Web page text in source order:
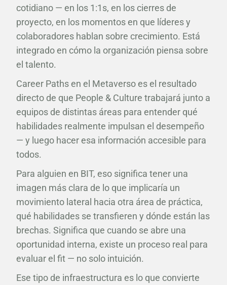
cotidiano — en los 1:1s, en los cierres de
proyecto, en los momentos en que líderes y
colaboradores hablan sobre crecimiento. Está
integrado en cómo la organización piensa sobre
el talento.
Career Paths en el Metaverso es el resultado
directo de que People & Culture trabajará junto a
equipos de distintas áreas para entender qué
habilidades realmente impulsan el desempeño
— y luego hacer esa información accesible para
todos.
Para alguien en BIT, eso significa tener una
imagen más clara de lo que implicaría un
movimiento lateral hacia otra área de práctica,
qué habilidades se transfieren y dónde están las
brechas. Significa que cuando se abre una
oportunidad interna, existe un proceso real para
evaluar el fit — no solo intuición.
Ese tipo de infraestructura es lo que convierte